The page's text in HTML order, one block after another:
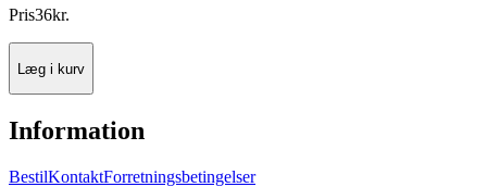
Pris36kr.
Læg i kurv
Information
BestilKontaktForretningsbetingelser